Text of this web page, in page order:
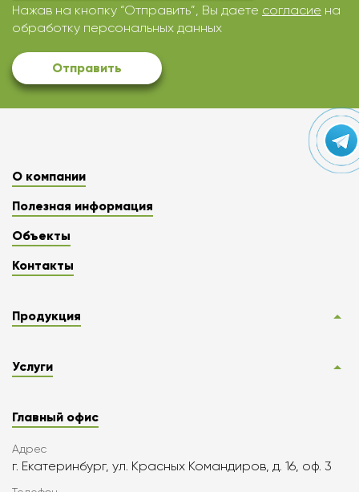
Нажав на кнопку “Отправить”, Вы даете согласие на
обработку персональных данных
Отправить
О компании
Полезная информация
Объекты
Контакты
Продукция
Услуги
Главный офис
Адрес
г. Екатеринбург, ул. Красных Командиров, д. 16, оф. 3